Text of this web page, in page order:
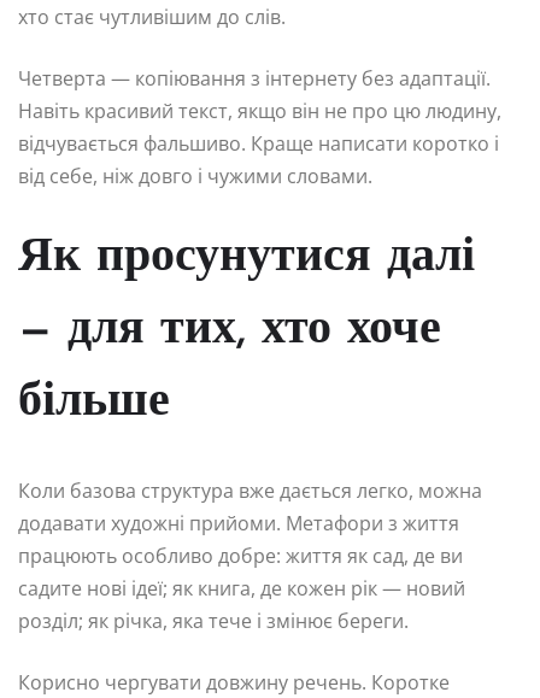
хто стає чутливішим до слів.
Четверта — копіювання з інтернету без адаптації.
Навіть красивий текст, якщо він не про цю людину,
відчувається фальшиво. Краще написати коротко і
від себе, ніж довго і чужими словами.
Як просунутися далі
— для тих, хто хоче
більше
Коли базова структура вже дається легко, можна
додавати художні прийоми. Метафори з життя
працюють особливо добре: життя як сад, де ви
садите нові ідеї; як книга, де кожен рік — новий
розділ; як річка, яка тече і змінює береги.
Корисно чергувати довжину речень. Коротке